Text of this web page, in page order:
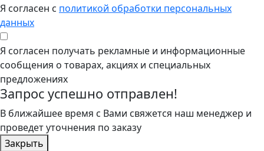
Я согласен с политикой обработки персональных
данных
Я согласен получать рекламные и информационные
сообщения о товарах, акциях и специальных
предложениях
Запрос успешно отправлен!
В ближайшее время с Вами свяжется наш менеджер и
проведет уточнения по заказу
Закрыть